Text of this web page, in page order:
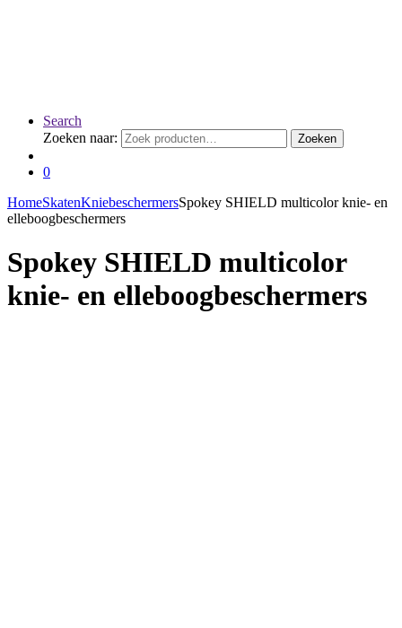
Search
Zoeken naar:
Zoeken
0
HomeSkatenKniebeschermersSpokey SHIELD multicolor knie- en
elleboogbeschermers
Spokey SHIELD multicolor
knie- en elleboogbeschermers